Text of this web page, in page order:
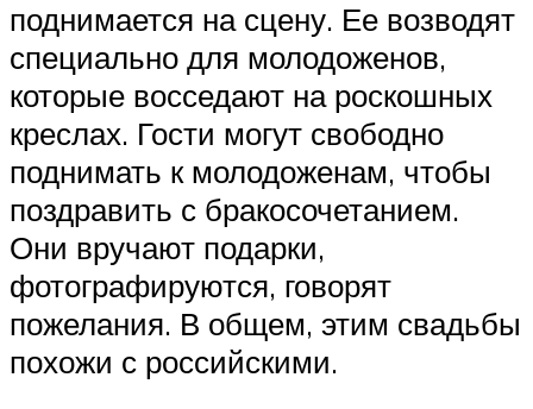
поднимается на сцену. Ее возводят
специально для молодоженов,
которые восседают на роскошных
креслах. Гости могут свободно
поднимать к молодоженам, чтобы
поздравить с бракосочетанием.
Они вручают подарки,
фотографируются, говорят
пожелания. В общем, этим свадьбы
похожи с российскими.